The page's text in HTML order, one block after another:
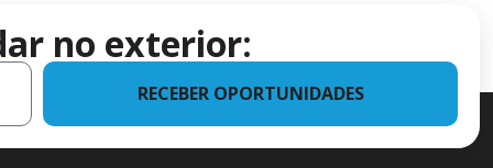
no exterior:
RECEBER OPORTUNIDADES